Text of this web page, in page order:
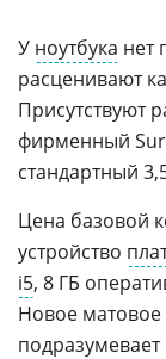
У ноутбука нет
расценивают
Присутствуют
фирменный
стандартный
Цена базовой
устройство
i5, 8 ГБ
Новое